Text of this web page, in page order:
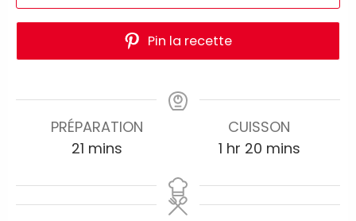
Pin la recette
PRÉPARATION
21 mins
CUISSON
1 hr 20 mins